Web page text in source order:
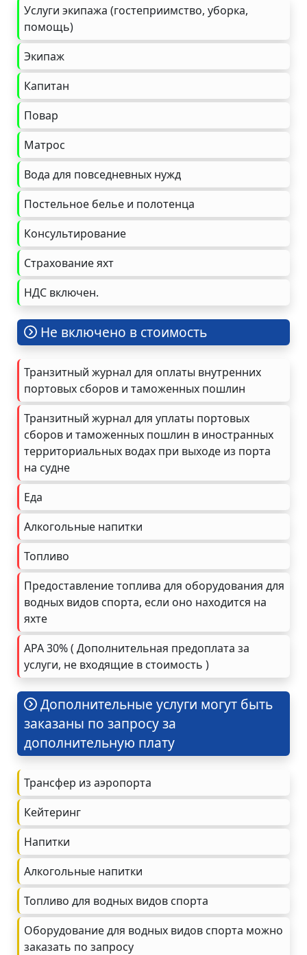
Услуги экипажа (гостеприимство, уборка,
помощь)
Экипаж
Капитан
Повар
Матрос
Вода для повседневных нужд
Постельное белье и полотенца
Консультирование
Страхование яхт
НДС включен.
Не включено в стоимость
Транзитный журнал для оплаты внутренних
портовых сборов и таможенных пошлин
Транзитный журнал для уплаты портовых
сборов и таможенных пошлин в иностранных
территориальных водах при выходе из порта
на судне
Еда
Алкогольные напитки
Топливо
Предоставление топлива для оборудования для
водных видов спорта, если оно находится на
яхте
APA 30% ( Дополнительная предоплата за
услуги, не входящие в стоимость )
Дополнительные услуги могут быть
заказаны по запросу за
дополнительную плату
Трансфер из аэропорта
Кейтеринг
Напитки
Алкогольные напитки
Топливо для водных видов спорта
Оборудование для водных видов спорта можно
заказать по запросу